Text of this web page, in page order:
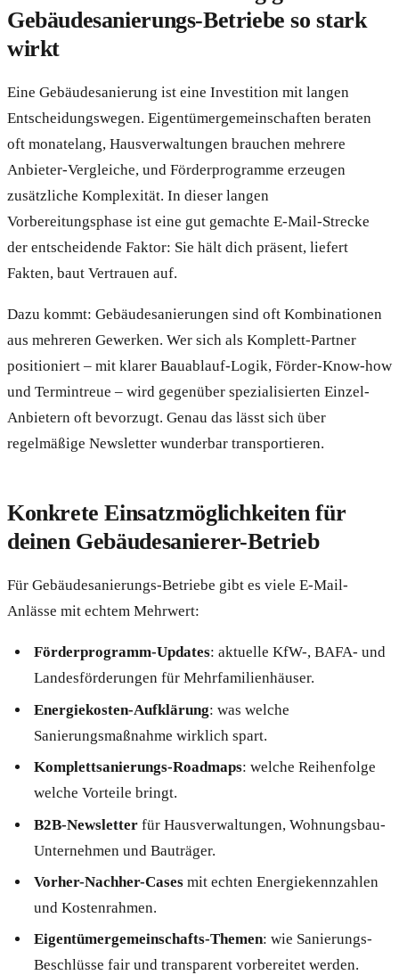
Gebäudesanierungs-Betriebe so stark
wirkt
Eine Gebäudesanierung ist eine Investition mit langen
Entscheidungswegen. Eigentümergemeinschaften beraten
oft monatelang, Hausverwaltungen brauchen mehrere
Anbieter-Vergleiche, und Förderprogramme erzeugen
zusätzliche Komplexität. In dieser langen
Vorbereitungsphase ist eine gut gemachte E-Mail-Strecke
der entscheidende Faktor: Sie hält dich präsent, liefert
Fakten, baut Vertrauen auf.
Dazu kommt: Gebäudesanierungen sind oft Kombinationen
aus mehreren Gewerken. Wer sich als Komplett-Partner
positioniert – mit klarer Bauablauf-Logik, Förder-Know-how
und Termintreue – wird gegenüber spezialisierten Einzel-
Anbietern oft bevorzugt. Genau das lässt sich über
regelmäßige Newsletter wunderbar transportieren.
Konkrete Einsatzmöglichkeiten für
deinen Gebäudesanierer-Betrieb
Für Gebäudesanierungs-Betriebe gibt es viele E-Mail-
Anlässe mit echtem Mehrwert:
Förderprogramm-Updates: aktuelle KfW-, BAFA- und
Landesförderungen für Mehrfamilienhäuser.
Energiekosten-Aufklärung: was welche
Sanierungsmaßnahme wirklich spart.
Komplettsanierungs-Roadmaps: welche Reihenfolge
welche Vorteile bringt.
B2B-Newsletterfür Hausverwaltungen, Wohnungsbau-
Unternehmen und Bauträger.
Vorher-Nachher-Casesmit echten Energiekennzahlen
und Kostenrahmen.
Eigentümergemeinschafts-Themen: wie Sanierungs-
Beschlüsse fair und transparent vorbereitet werden.